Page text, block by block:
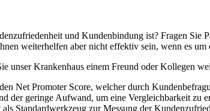
und Kundenbindung ist? Fragen
weiterhelfen aber nicht effektiv sein, wenn es
unser Krankenhaus einem Freund oder Kollegen
Net Promoter Score, welcher durch
der geringe Aufwand, um eine Vergleichbarkeit
Standardwerkzeug zur Messung der